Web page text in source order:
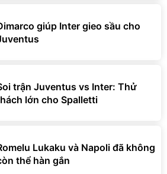
giúp Inter gieo sầu cho
trận Juventus vs Inter: Thử
lớn cho Spalletti
Lukaku và Napoli đã không
thể hàn gắn